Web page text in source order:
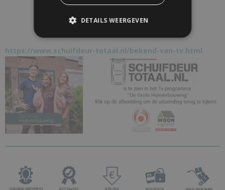
https://www.schuifdeur-totaal.nl/bekend-van-tv.html
DETAILS WEERGEVEN